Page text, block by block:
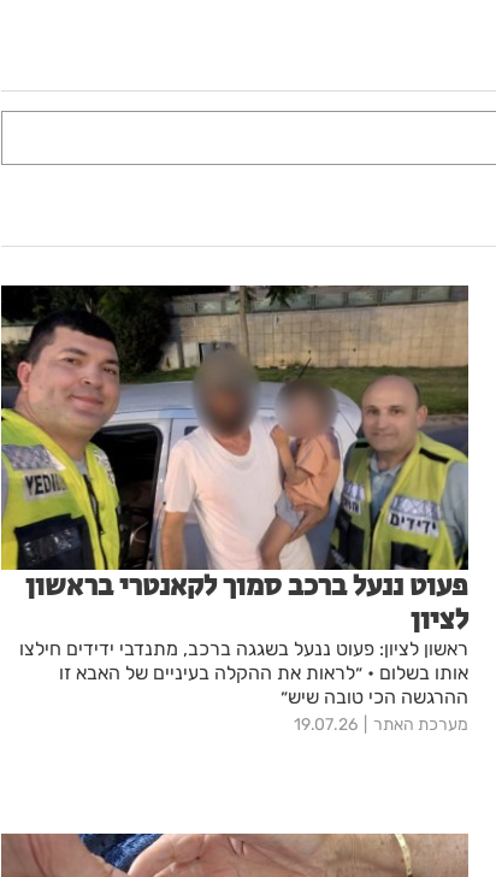
פעוט ננעל ברכב סמוך לקאנטרי בראשון
לציון
ראשון לציון: פעוט ננעל בשגגה ברכב, מתנדבי ידידים חילצו
אותו בשלום • ״לראות את ההקלה בעיניים של האבא זו
ההרגשה הכי טובה שיש״
מערכת האתר 19.07.26